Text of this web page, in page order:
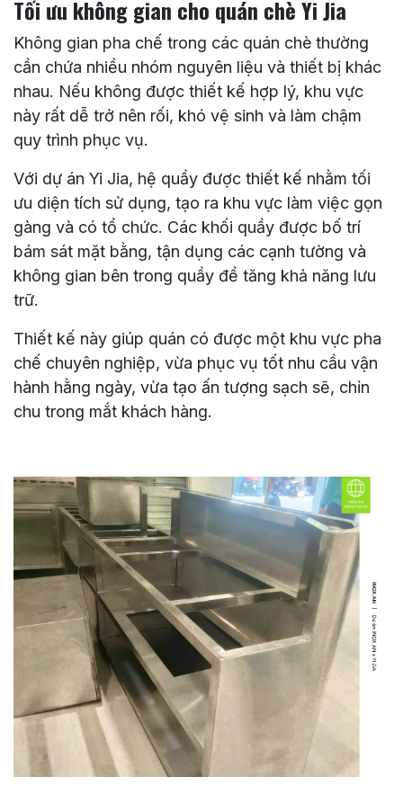
Tối ưu không gian cho quán chè Yi Jia
Không gian pha chế trong các quán chè thường
cần chứa nhiều nhóm nguyên liệu và thiết bị khác
nhau. Nếu không được thiết kế hợp lý, khu vực
này rất dễ trở nên rối, khó vệ sinh và làm chậm
quy trình phục vụ.
Với dự án Yi Jia, hệ quầy được thiết kế nhằm tối
ưu diện tích sử dụng, tạo ra khu vực làm việc gọn
gàng và có tổ chức. Các khối quầy được bố trí
bám sát mặt bằng, tận dụng các cạnh tường và
không gian bên trong quầy để tăng khả năng lưu
trữ.
Thiết kế này giúp quán có được một khu vực pha
chế chuyên nghiệp, vừa phục vụ tốt nhu cầu vận
hành hằng ngày, vừa tạo ấn tượng sạch sẽ, chỉn
chu trong mắt khách hàng.